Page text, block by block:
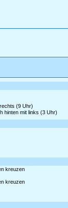
(9 Uhr)
hinten mit links (3 Uhr)
kreuzen
kreuzen